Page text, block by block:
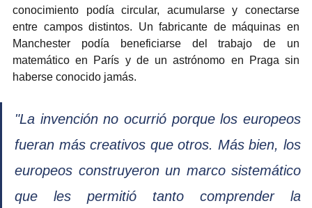
conocimiento podía circular, acumularse y conectarse
entre campos distintos. Un fabricante de máquinas en
Manchester podía beneficiarse del trabajo de un
matemático en París y de un astrónomo en Praga sin
haberse conocido jamás.
"La invención no ocurrió porque los europeos
fueran más creativos que otros. Más bien, los
europeos construyeron un marco sistemático
que les permitió tanto comprender la